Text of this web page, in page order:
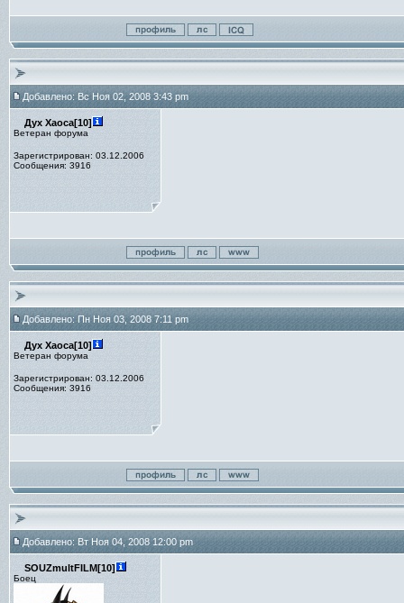
Добавлено: Вс Ноя 02, 2008 3:43 pm
Дух Хаоса[10]
Ветеран форума
Зарегистрирован: 03.12.2006
Сообщения: 3916
Добавлено: Пн Ноя 03, 2008 7:11 pm
Дух Хаоса[10]
Ветеран форума
Зарегистрирован: 03.12.2006
Сообщения: 3916
Добавлено: Вт Ноя 04, 2008 12:00 pm
SOUZmultFILM[10]
Боец